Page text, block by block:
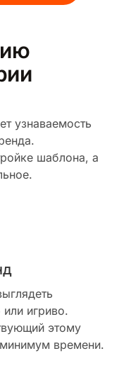
узнаваемость
шаблона, а
игриво.
этому
времени.